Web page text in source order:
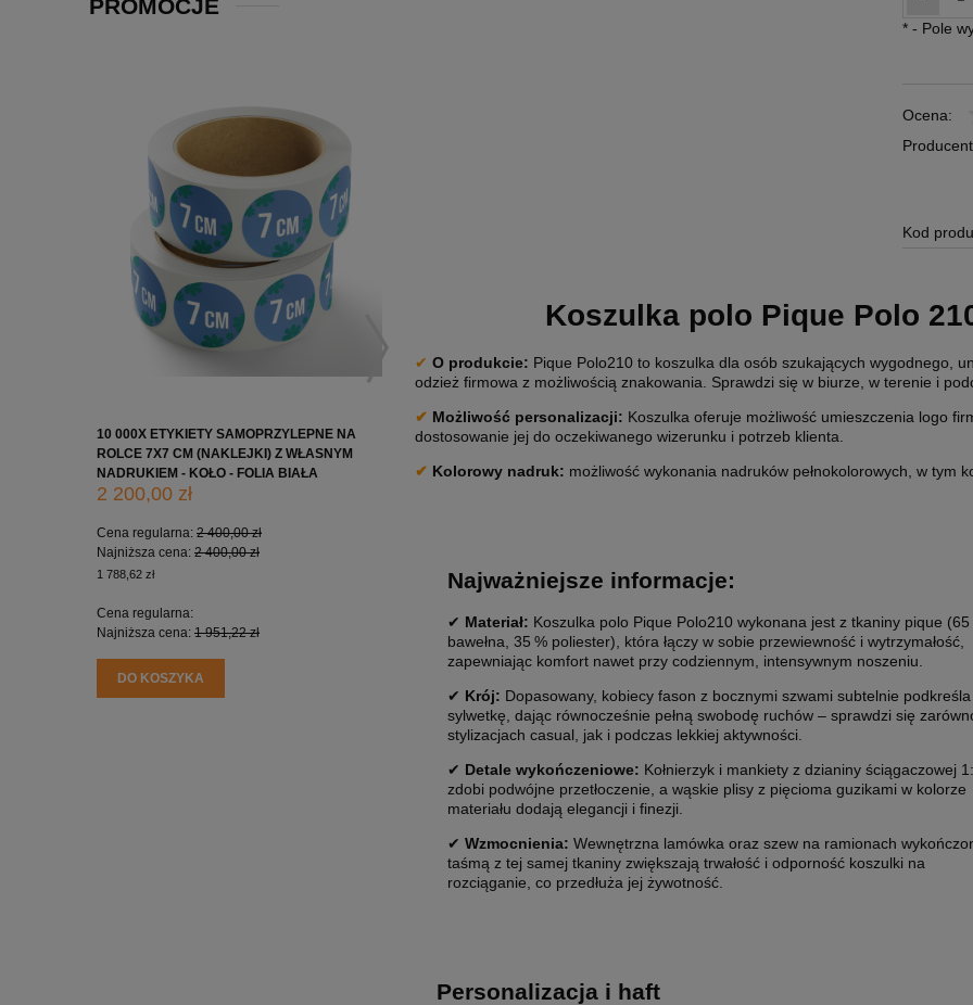
PROMOCJE
10 000X ETYKIETY SAMOPRZYLEPNE NA
ROLCE 7X7 CM (NAKLEJKI) Z WŁASNYM
NADRUKIEM - KOŁO - FOLIA BIAŁA
2 200,00 zł
Cena regularna: 2 400,00 zł
Najniższa cena: 2 400,00 zł
1 788,62 zł
Cena regularna:
Najniższa cena: 1 951,22 zł
DO KOSZYKA
10 000X ETYKIETY SAMOPRZYLEPNE NA
NADRUKIEM - KOŁO - FOLIA BIAŁA
1 341,46 zł
Cena regularna:
Najniższa cena: 1 504,07 zł
10 000X ETYKIETY
NADRUKIEM - KWADRAT - FOLIA
Cena regularna:
Najniższa cena:1 951,22 zł
* - Pole
Ocena:
Kod
Koszulka polo Pique Polo
✔ O produkcie: Pique Polo210 to koszulka dla osób szukających wygodnego,
odzież firmowa z możliwością znakowania. Sprawdzi się w biurze, w terenie i
✔ Możliwość personalizacji: Koszulka oferuje możliwość umieszczenia logo
dostosowanie jej do oczekiwanego wizerunku i potrzeb klienta.
✔ Kolorowy nadruk: możliwość wykonania nadruków pełnokolorowych, w tym
Najważniejsze informacje:
✔ Materiał: Koszulka polo Pique Polo210 wykonana jest z tkaniny pique (65
bawełna, 35 % poliester), która łączy w sobie przewiewność i wytrzymałość,
zapewniając komfort nawet przy codziennym, intensywnym noszeniu.
✔ Krój: Dopasowany, kobiecy fason z bocznymi szwami subtelnie podkreśla
sylwetkę, dając równocześnie pełną swobodę ruchów – sprawdzi się
stylizacjach casual, jak i podczas lekkiej aktywności.
✔ Detale wykończeniowe: Kołnierzyk i mankiety z dzianiny ściągaczowej
zdobi podwójne przetłoczenie, a wąskie plisy z pięcioma guzikami w kolorze
materiału dodają elegancji i finezji.
✔ Wzmocnienia: Wewnętrzna lamówka oraz szew na ramionach
taśmą z tej samej tkaniny zwiększają trwałość i odporność koszulki na
rozciąganie, co przedłuża jej żywotność.
Personalizacja i haft